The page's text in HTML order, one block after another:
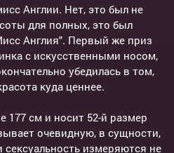
Англии. Нет, это был не
для полных, это был
Англия". Первый же приз
с искусственными носом,
убедилась в том,
куда ценнее.
177 см и носит 52-й размер
очевидную, в сущности,
измеряются не